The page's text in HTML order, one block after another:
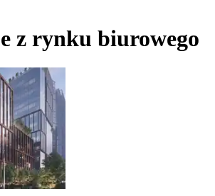
z rynku biurowego